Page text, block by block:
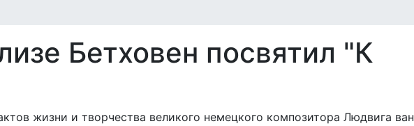
Бетховен посвятил "К
жизни и творчества великого немецкого композитора Людвига ван